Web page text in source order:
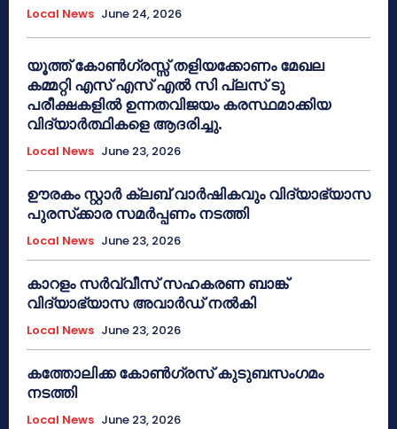
Local News June 24, 2026
യൂത്ത് കോൺഗ്രസ്സ് തളിയക്കോണം മേഖല
കമ്മറ്റി എസ് എസ് എൽ സി പ്ലസ് ടു
പരീക്ഷകളിൽ ഉന്നതവിജയം കരസ്ഥമാക്കിയ
വിദ്യാർത്ഥികളെ ആദരിച്ചു.
Local News June 23, 2026
ഊരകം സ്റ്റാർ ക്ലബ് വാർഷികവും വിദ്യാഭ്യാസ
പുരസ്‌ക്കാര സമർപ്പണം നടത്തി
Local News June 23, 2026
കാറളം സർവ്വീസ് സഹകരണ ബാങ്ക്
വിദ്യാഭ്യാസ അവാർഡ് നൽകി
Local News June 23, 2026
കത്തോലിക്ക കോൺഗ്രസ് കുടുബസംഗമം
നടത്തി
Local News June 23, 2026